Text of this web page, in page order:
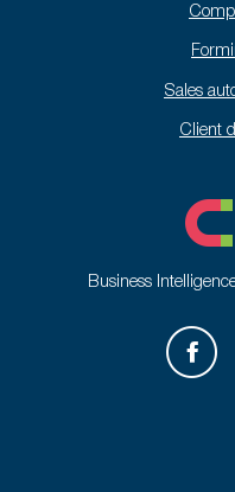
Sales
Client
Business